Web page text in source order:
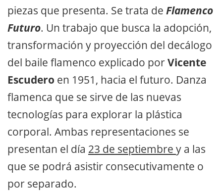
piezas que presenta. Se trata de Flamenco
Futuro. Un trabajo que busca la adopción,
transformación y proyección del decálogo
del baile flamenco explicado porVicente
Escudero en 1951, hacia el futuro. Danza
flamenca que se sirve de las nuevas
tecnologías para explorar la plástica
corporal. Ambas representaciones se
presentan el día 23 de septiembre y a las
que se podrá asistir consecutivamente o
por separado.